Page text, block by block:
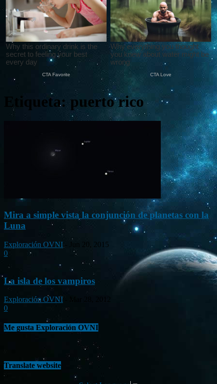
Etiqueta: puerto rico
Mira a simple vista la conjunción de planetas con la
Luna
Exploración OVNI
Jun 20, 2015
0
La isla de los vampiros
Exploración OVNI
0
Me gusta Exploración OVNI
Translate website